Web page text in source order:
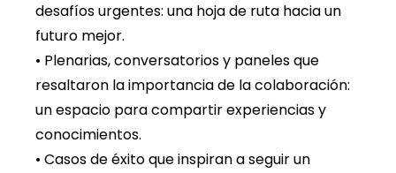
desafíos urgentes: una hoja de ruta hacia un
futuro mejor.
• Plenarias, conversatorios y paneles que
resaltaron la importancia de la colaboración:
un espacio para compartir experiencias y
conocimientos.
• Casos de éxito que inspiran a seguir un